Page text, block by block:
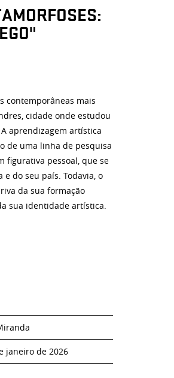
contemporâneas mais
cidade onde estudou
aprendizagem artística
de uma linha de pesquisa
figurativa pessoal, que se
do seu país. Todavia, o
da sua formação
sua identidade artística.
janeiro de 2026